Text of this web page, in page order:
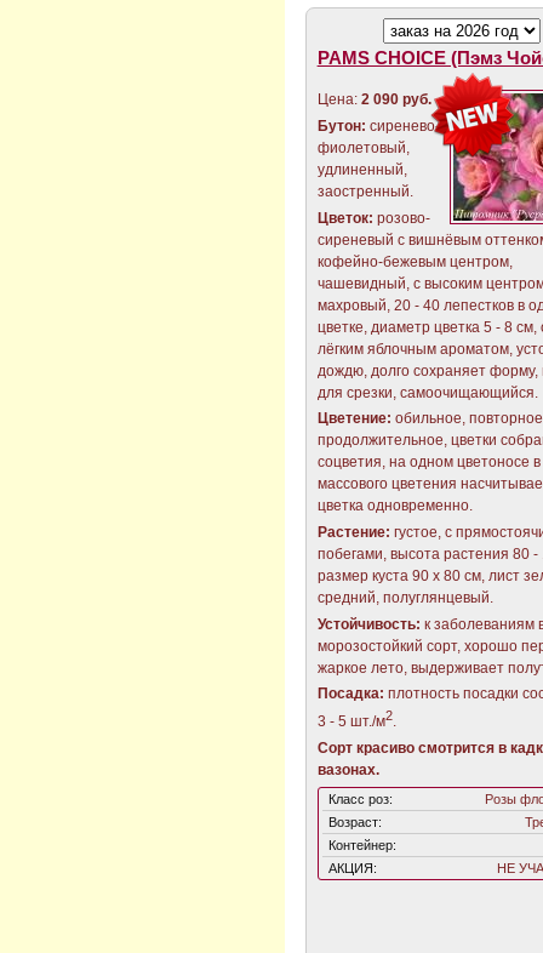
PAMS CHOICE (Пэмз
Цена: 2 090 руб.
Бутон: сиренево-
фиолетовый,
удлиненный,
заостренный.
Цветок: розово-
сиреневый с вишнёвым
кофейно-бежевым центром,
чашевидный, с высоким
махровый, 20 - 40 лепестков в
цветке, диаметр цветка 5 - 8 см,
лёгким яблочным ароматом,
дождю, долго сохраняет форму,
для срезки, самоочищающийся.
Цветение: обильное,
продолжительное, цветки
соцветия, на одном цветоносе
массового цветения
цветка одновременно.
Растение: густое, с
побегами, высота растения 80 -
размер куста 90 х 80 см, лист
средний, полуглянцевый.
Устойчивость: к заболеваниям
морозостойкий сорт, хорошо
жаркое лето, выдерживает
Посадка: плотность посадки
3 - 5 шт./м2.
Сорт красиво смотрится в
вазонах.
Класс роз:
Розы
Возраст:
Контейнер:
АКЦИЯ:
НЕ